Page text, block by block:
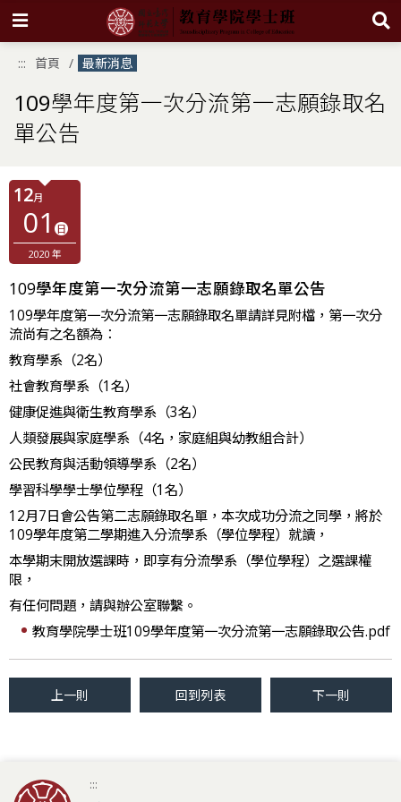
要
容
區
::: 首頁 最新消息
109學年度第一次分流第一志願錄取名
單公告
12月
01 日
2020 年
109學年度第一次分流第一志願錄取名單公告
109學年度第一次分流第一志願錄取名單請詳見附檔，第一次分
流尚有之名額為：
教育學系（2名）
社會教育學系（1名）
健康促進與衛生教育學系（3名）
人類發展與家庭學系（4名，家庭組與幼教組合計）
公民教育與活動領導學系（2名）
學習科學學士學位學程（1名）
12月7日會公告第二志願錄取名單，本次成功分流之同學，將於
109學年度第二學期進入分流學系（學位學程）就讀，
本學期末開放選課時，即享有分流學系（學位學程）之選課權
限，
有任何問題，請與辦公室聯繫。
教育學院學士班109學年度第一次分流第一志願錄取公告.pdf
上一則 回到列表 下一則
:::